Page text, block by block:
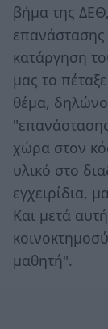
βήμα της
επανάστασης
κατάργηση
μας το
θέμα,
χώρα στον
υλικό στο
εγχειρίδια,
Και μετά
μαθητή".